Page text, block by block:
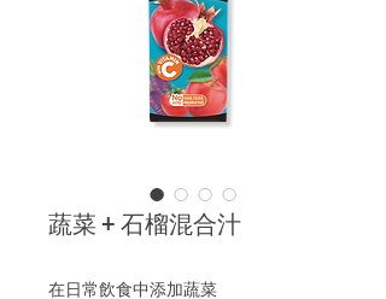
蔬菜 + 石榴混合汁
在日常飲食中添加蔬菜